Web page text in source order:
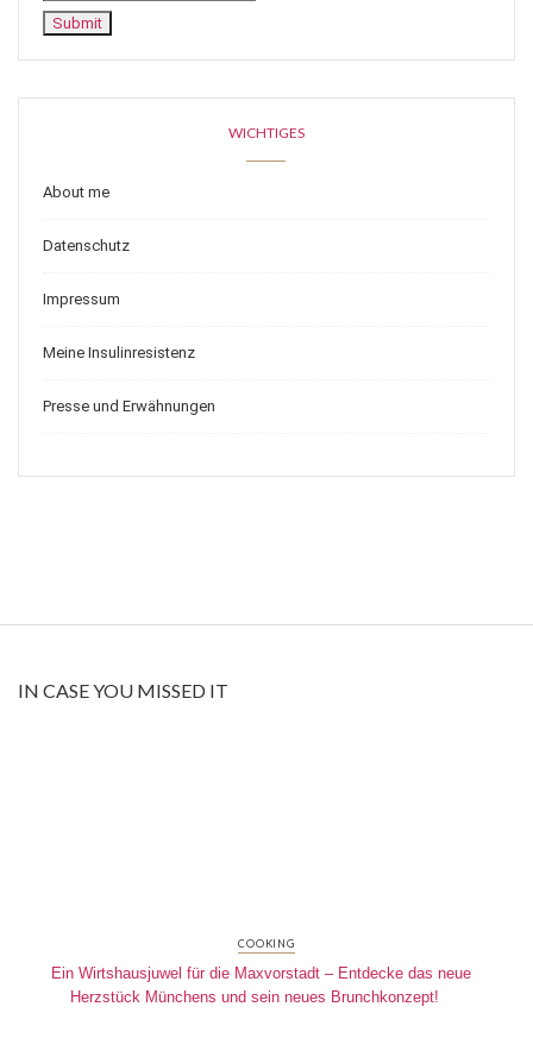
WICHTIGES
About me
Datenschutz
Impressum
Meine Insulinresistenz
Presse und Erwähnungen
IN CASE YOU MISSED IT
COOKING
Ein Wirtshausjuwel für die Maxvorstadt – Entdecke das neue
Herzstück Münchens und sein neues Brunchkonzept!